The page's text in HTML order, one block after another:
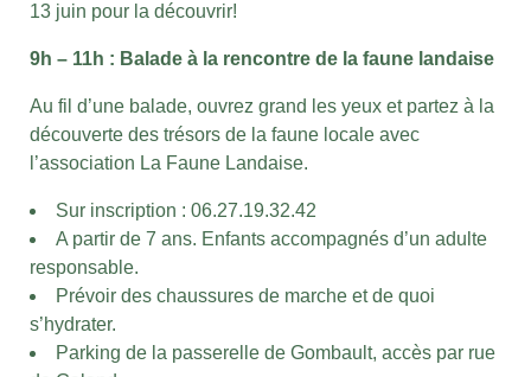
13 juin pour la découvrir!
9h – 11h : Balade à la rencontre de la faune landaise
Au fil d’une balade, ouvrez grand les yeux et partez à la
découverte des trésors de la faune locale avec
l’association La Faune Landaise.
Sur inscription : 06.27.19.32.42
A partir de 7 ans. Enfants accompagnés d’un adulte
responsable.
Prévoir des chaussures de marche et de quoi
s’hydrater.
Parking de la passerelle de Gombault, accès par rue